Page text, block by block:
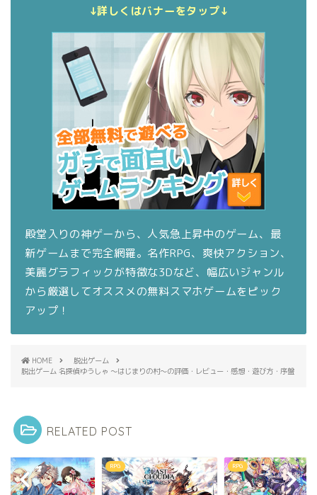
↓詳しくはバナーをタップ↓
殿堂入りの神ゲーから、人気急上昇中のゲーム、最
新ゲームまで完全網羅。名作RPG、爽快アクション、
美麗グラフィックが特徴な3Dなど、幅広いジャンル
から厳選してオススメの無料スマホゲームをピック
アップ！
HOME
脱出ゲーム
脱出ゲーム 名探偵ゆうしゃ 〜はじまりの村〜の評価・レビュー・感想・遊び方・序盤
RELATED POST
RPG RPG